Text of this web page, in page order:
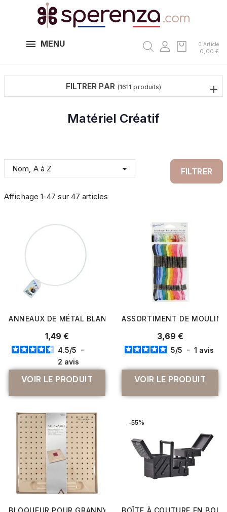
MENU 0 Article
0,00 €
FILTRER PAR (1611 produits)
Matériel Créatif
Nom, A à Z  FILTRER
Affichage 1-47 sur 47 articles
ANNEAUX DE MÉTAL BLANC DIAMÈTRE 10 CM À 30 CM
1,49 €
4.5/5 -
2 avis
VOIR LE PRODUIT
ASSORTIMENT DE
3,69 €
5/5 - 1 avis
VOIR LE PRODUIT
BLOQUEUR POUR GRANNY SQUARES EN BOIS - 30 X 30
-55%
BOÎTE À COUTURE EN